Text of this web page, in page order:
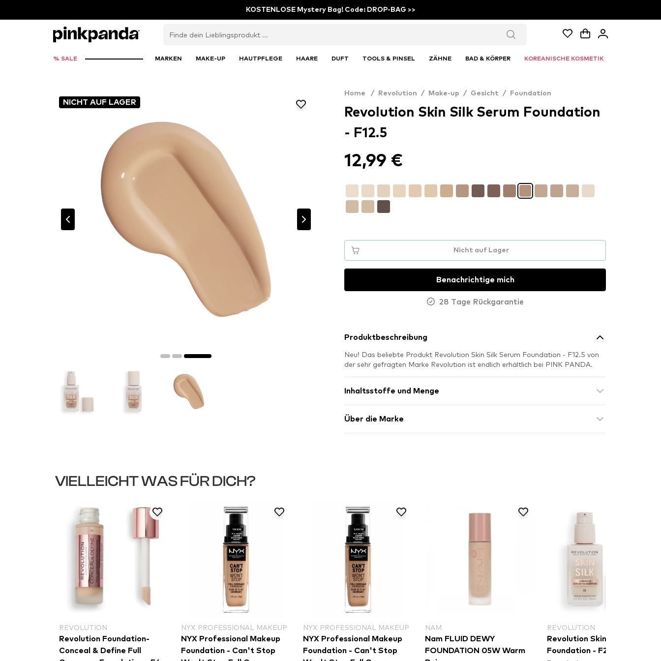
KOSTENLOSE Mystery Bag! Code: DROP-BAG >>
% SALE MARKEN MAKE-UP HAUTPFLEGE HAARE DUFT TOOLS & PINSEL ZÄHNE BAD & KÖRPER KOREANISCHE KOSMETIK
NICHT AUF LAGER
Home / Revolution / Make-up / Gesicht / Foundation
Revolution Skin Silk Serum Foundation
- F12.5
12,99 €
Nicht auf Lager
Benachrichtige mich
28 Tage Rückgarantie
Produktbeschreibung
Neu! Das beliebte Produkt Revolution Skin Silk Serum Foundation - F12.5 von
der sehr gefragten Marke Revolution ist endlich erhältlich bei PINK PANDA.
Inhaltsstoffe und Menge
Über die Marke
VIELLEICHT WAS FÜR DICH?
REVOLUTION
Revolution Foundation-
Conceal & Define Full
NYX PROFESSIONAL MAKEUP
NYX Professional Makeup
Foundation - Can't Stop
NYX PROFESSIONAL MAKEUP
NYX Professional Makeup
Foundation - Can't Stop
NAM
Nam FLUID DEWY
FOUNDATION 05W Warm
REVOLUTION
Revolution Skin Silk Serum
Foundation - F2